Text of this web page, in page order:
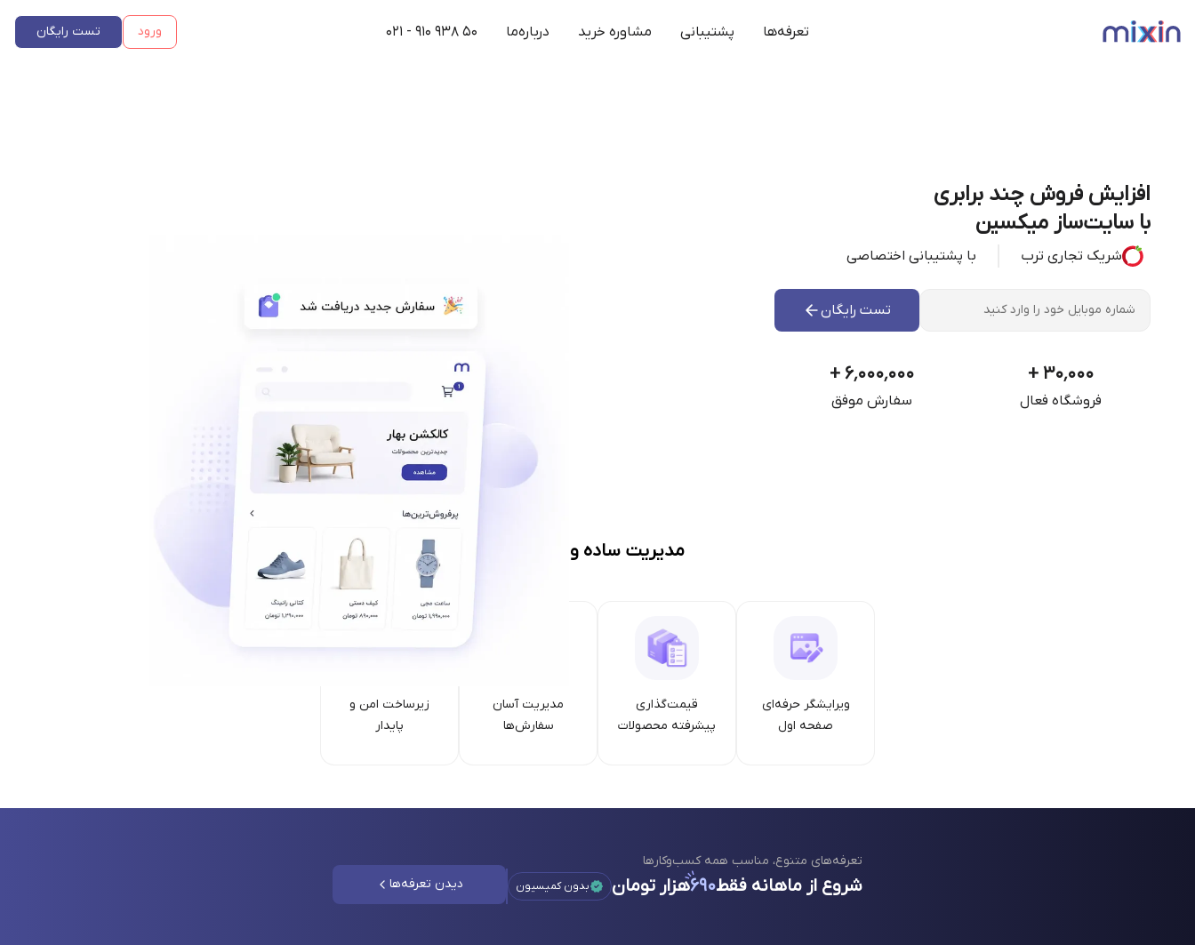
تعرفه‌ها پشتیبانی مشاوره خرید درباره‌ما ۰۲۱ - ۹۱۰ ۹۳۸ ۵۰ ورود تست رایگان
افزایش فروش چند برابری
با سایت‌ساز میکسین
شریک تجاری ترب با پشتیبانی اختصاصی
تست رایگان
۳۰٬۰۰۰ +
فروشگاه فعال
۶٬۰۰۰٬۰۰۰ +
سفارش موفق
مدیریت ساده و حرفه‌ای
ویرایشگر حرفه‌ای
صفحه اول
قیمت‌گذاری
پیشرفته محصولات
مدیریت آسان
سفارش‌ها
زیرساخت امن‌ و
پایدار
تعرفه‌های متنوع، مناسب همه کسب‌وکارها
شروع از ماهانه فقط۶۹۰هزار تومان بدون کمیسیون دیدن تعرفه‌ها